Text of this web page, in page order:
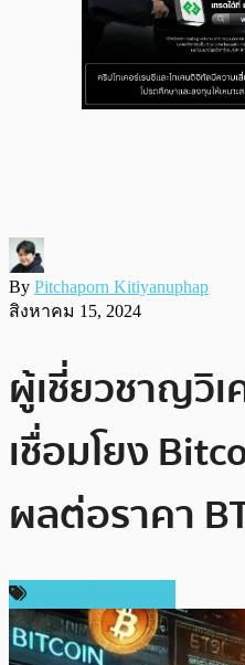
By Pitchaporn Kitiyanuphap
สิงหาคม 15, 2024
ผู้เชี่ยวชาญวิเ
เชื่อมโยง
ผลต่อราคา